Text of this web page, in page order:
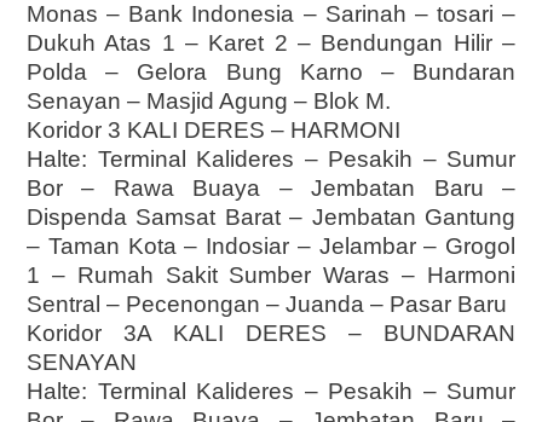
Monas – Bank Indonesia – Sarinah – tosari –
Dukuh Atas 1 – Karet 2 – Bendungan Hilir –
Polda – Gelora Bung Karno – Bundaran
Senayan – Masjid Agung – Blok M.
Koridor 3 KALI DERES – HARMONI
Halte: Terminal Kalideres – Pesakih – Sumur
Bor – Rawa Buaya – Jembatan Baru –
Dispenda Samsat Barat – Jembatan Gantung
– Taman Kota – Indosiar – Jelambar – Grogol
1 – Rumah Sakit Sumber Waras – Harmoni
Sentral – Pecenongan – Juanda – Pasar Baru
Koridor 3A KALI DERES – BUNDARAN
SENAYAN
Halte: Terminal Kalideres – Pesakih – Sumur